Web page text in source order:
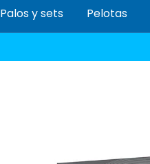
Palos y sets Pelotas